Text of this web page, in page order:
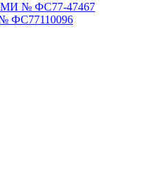
СМИ № ФС77-47467
ФС77110096